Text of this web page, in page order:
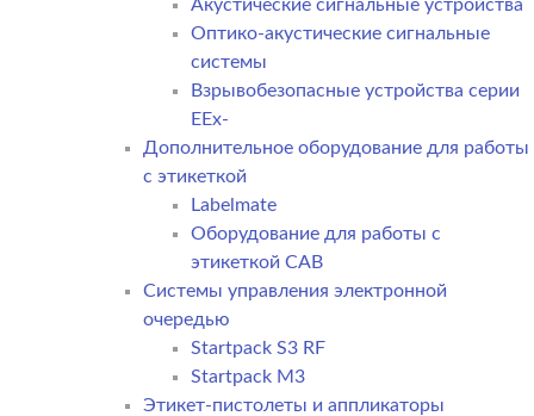
Акустические сигнальные устройства
Оптико-акустические сигнальные
системы
Взрывобезопасные устройства серии
EEx-
Дополнительное оборудование для работы
с этикеткой
Labelmate
Оборудование для работы с
этикеткой CAB
Системы управления электронной
очередью
Startpack S3 RF
Startpack M3
Этикет-пистолеты и аппликаторы